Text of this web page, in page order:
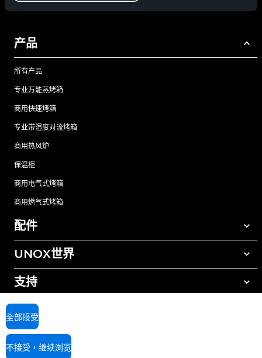
产品
所有产品
专业万能蒸烤箱
商用快速烤箱
专业带湿度对流烤箱
商用热风炉
保温柜
商用电气式烤箱
商用燃气式烤箱
配件
所有配件
手动清洗清洁剂
树脂过滤水处理
反渗透水处理
UNOX世界
我们在全球的办事处
支持
UNOX质保
查找经销商
查找服务中心
全部接受
不接受，继续浏览